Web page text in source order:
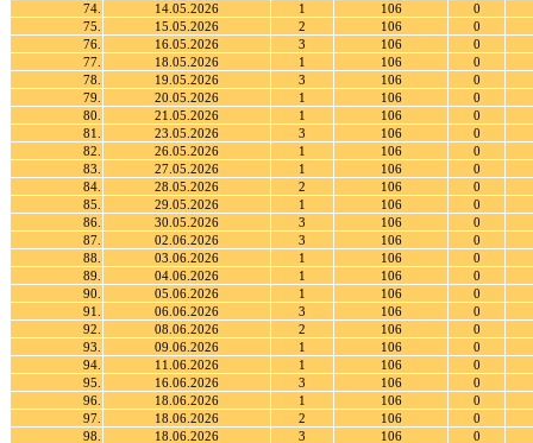
74.
14.05.2026 1 106
0
75.
15.05.2026 2 106
0
76.
16.05.2026 3 106
0
77.
18.05.2026 1 106
0
78.
19.05.2026 3 106
0
79.
20.05.2026 1 106
0
80.
21.05.2026 1 106
0
81.
23.05.2026 3 106
0
82.
26.05.2026 1 106
0
83.
27.05.2026 1 106
0
84.
28.05.2026 2 106
0
85.
29.05.2026 1 106
0
86.
30.05.2026 3 106
0
87.
02.06.2026 3 106
0
88.
03.06.2026 1 106
0
89.
04.06.2026 1 106
0
90.
05.06.2026 1 106
0
91.
06.06.2026 3 106
0
92.
08.06.2026 2 106
0
93.
09.06.2026 1 106
0
94.
11.06.2026 1 106
0
95.
16.06.2026 3 106
0
96.
18.06.2026 1 106
0
97.
18.06.2026 2 106
0
98.
18.06.2026 3 106 0